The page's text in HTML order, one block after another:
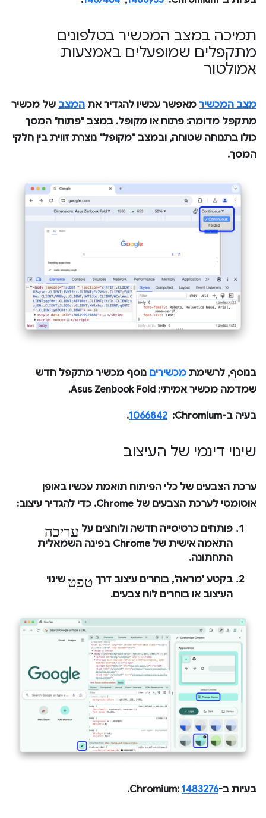
תמיכה במצב המכשיר בטלפונים
מתקפלים שמופעלים באמצעות
אמולטור
מצב המכשיר מאפשר עכשיו להגדיר את המצב של מכשיר
מתקפל מדומה: פתוח או מקופל. במצב "פתוח" המסך
כולו בתנוחה שטוחה, ובמצב "מקופל" נוצרת זווית בין חלקי
המסך.
בנוסף, לרשימת מכשירים נוסף מכשיר מתקפל חדש
שמדמה מכשיר אמיתי: Asus Zenbook Fold.
בעיה ב-Chromium: ‏ 1066842
.
שינוי דינמי של העיצוב
ערכת הצבעים של כלי הפיתוח תואמת עכשיו באופן
אוטומטי לערכת הצבעים של Chrome. כדי להגדיר עיצוב:
פותחים כרטיסייה חדשה ולוחצים על עריכה
התאמה אישית של Chrome
בפינה השמאלית
התחתונה.
בקטע 'מראה', בוחרים עיצוב דרך טפט שינוי
העיצוב או בוחרים לוח צבעים.
בעיות ב-Chromium:1483276
.